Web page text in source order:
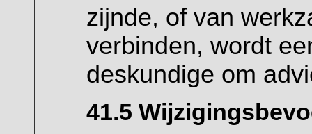
zijnde, of van
verbinden, wordt
deskundige om
41.5